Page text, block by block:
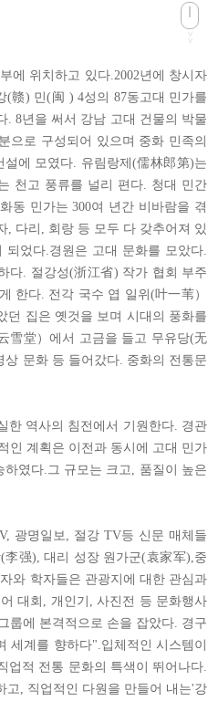
>>
에 위치하고 있다.2002년에 창시자
赣) 민(闽 ) 4성의 87동고대 민가를
. 8년을 써서 강남 고대 건물의 박물
으로 구성되어 있으며 중화 민족의
에 모였다. 유림랑제(儒林郎第)는
천고 풍류를 널리 편다. 청대 민간
동 민가는 300여 년간 비바람을 겪
, 다리, 회랑 등 모두 다 갖추어져 있
되었다.경원은 고대 문화를 모았다.
다. 절강성(浙江省) 작가 협회 부주
한다. 전각 국수 엽 일위(叶一苇）
던 집은 옛것을 보며 시대의 풍화를
雪堂）에서 고금을 들고 무유당(无
문화 등 들어갔다. 중화의 전통문
한 역사의 침전에서 기원한다. 경관
인 계획은 이전과 동시에 고대 민가
였다.그 규모는 크고, 품질이 높은
광명일보, 절강 TV등 신문 매체들
强), 대리 성장 원가군(袁家军),중
와 학자들은 관광지에 대한 관심과
대회, 개인기, 사진전 등 문화행사
룹에 본격적으로 손을 잡았다. 경구
세계를 향하다".입체적인 시스템이
업적 전통 문화의 특색이 뛰어나다.
고, 직업적인 다원을 만들어 내는'강